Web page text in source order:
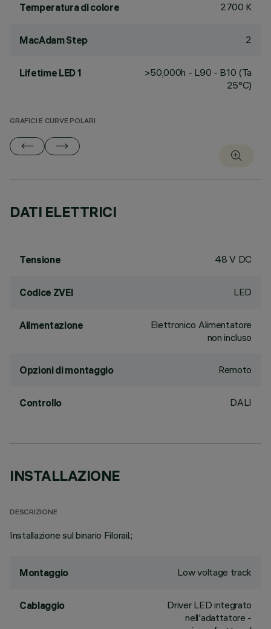
Temperatura di colore 2700 K
MacAdam Step 2
Lifetime LED 1
>50,000h - L90 - B10 (Ta
25°C)
GRAFICI E CURVE POLARI
DATI ELETTRICI
Tensione 48 V DC
Codice ZVEI LED
Alimentazione
Elettronico Alimentatore
non incluso
Opzioni di montaggio Remoto
Controllo DALI
INSTALLAZIONE
DESCRIZIONE
Installazione sul binario Filorail.;
Montaggio Low voltage track
Cablaggio
Driver LED integrato
nell'adattatore -